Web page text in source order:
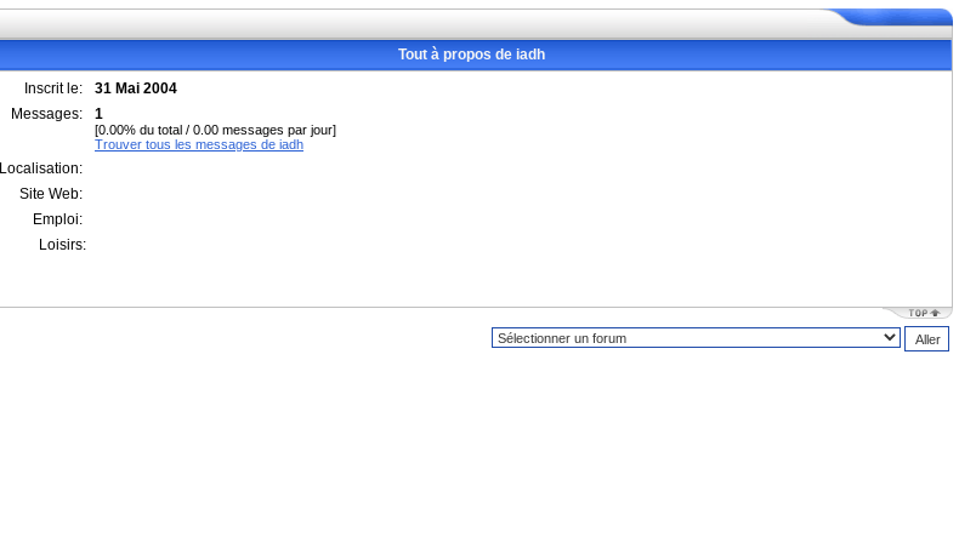
Tout à propos de iadh
Inscrit le:
31 Mai 2004
Messages:
1
[0.00% du total / 0.00 messages par jour]
Trouver tous les messages de iadh
Localisation:
Site Web:
Emploi:
Loisirs: